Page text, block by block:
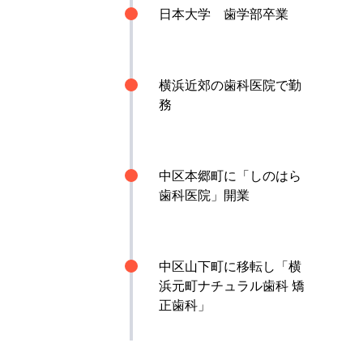
日本大学 歯学部卒業
横浜近郊の歯科医院で勤
務
中区本郷町に「しのはら
歯科医院」開業
中区山下町に移転し「横
浜元町ナチュラル歯科 矯
正歯科」